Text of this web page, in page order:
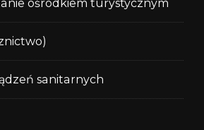
ośrodkiem turystycznym
sanitarnych